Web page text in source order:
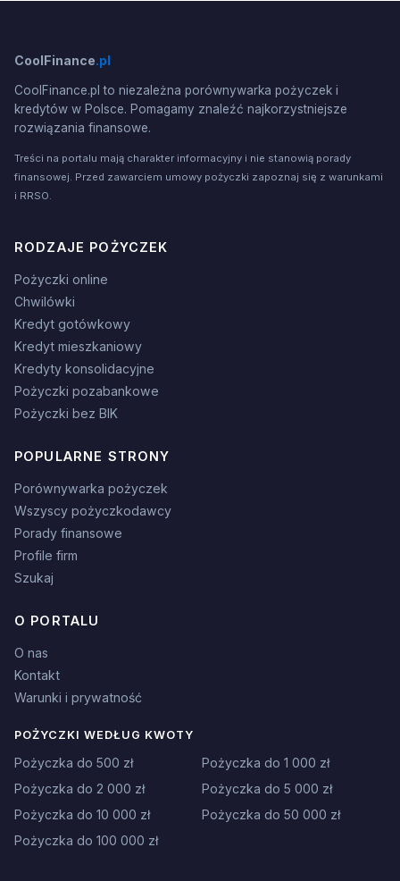
CoolFinance.pl
CoolFinance.pl to niezależna porównywarka pożyczek i
kredytów w Polsce. Pomagamy znaleźć najkorzystniejsze
rozwiązania finansowe.
Treści na portalu mają charakter informacyjny i nie stanowią porady
finansowej. Przed zawarciem umowy pożyczki zapoznaj się z warunkami
i RRSO.
RODZAJE POŻYCZEK
Pożyczki online
Chwilówki
Kredyt gotówkowy
Kredyt mieszkaniowy
Kredyty konsolidacyjne
Pożyczki pozabankowe
Pożyczki bez BIK
POPULARNE STRONY
Porównywarka pożyczek
Wszyscy pożyczkodawcy
Porady finansowe
Profile firm
Szukaj
O PORTALU
O nas
Kontakt
Warunki i prywatność
POŻYCZKI WEDŁUG KWOTY
Pożyczka do 500 zł
Pożyczka do 1 000 zł
Pożyczka do 2 000 zł
Pożyczka do 5 000 zł
Pożyczka do 10 000 zł
Pożyczka do 50 000 zł
Pożyczka do 100 000 zł